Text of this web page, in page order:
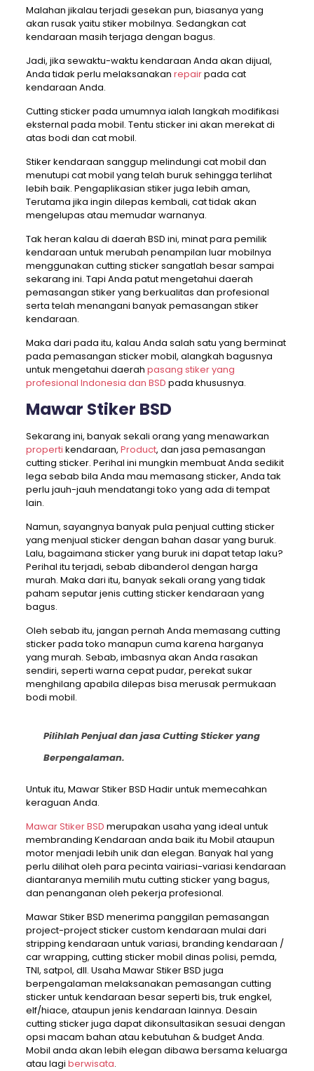
Malahan jikalau terjadi gesekan pun, biasanya yang
akan rusak yaitu stiker mobilnya. Sedangkan cat
kendaraan masih terjaga dengan bagus.
Jadi, jika sewaktu-waktu kendaraan Anda akan dijual,
Anda tidak perlu melaksanakan repairpada cat
kendaraan Anda.
Cutting sticker pada umumnya ialah langkah modifikasi
eksternal pada mobil. Tentu sticker ini akan merekat di
atas bodi dan cat mobil.
Stiker kendaraan sanggup melindungi cat mobil dan
menutupi cat mobil yang telah buruk sehingga terlihat
lebih baik. Pengaplikasian stiker juga lebih aman,
Terutama jika ingin dilepas kembali, cat tidak akan
mengelupas atau memudar warnanya.
Tak heran kalau di daerah BSD ini, minat para pemilik
kendaraan untuk merubah penampilan luar mobilnya
menggunakan cutting sticker sangatlah besar sampai
sekarang ini. Tapi Anda patut mengetahui daerah
pemasangan stiker yang berkualitas dan profesional
serta telah menangani banyak pemasangan stiker
kendaraan.
Maka dari pada itu, kalau Anda salah satu yang berminat
pada pemasangan sticker mobil, alangkah bagusnya
untuk mengetahui daerah pasang stiker yang
profesional Indonesia dan BSD pada khususnya.
Mawar Stiker BSD
Sekarang ini, banyak sekali orang yang menawarkan
properti kendaraan, Product, dan jasa pemasangan
cutting sticker. Perihal ini mungkin membuat Anda sedikit
lega sebab bila Anda mau memasang sticker, Anda tak
perlu jauh-jauh mendatangi toko yang ada di tempat
lain.
Namun, sayangnya banyak pula penjual cutting sticker
yang menjual sticker dengan bahan dasar yang buruk.
Lalu, bagaimana sticker yang buruk ini dapat tetap laku?
Perihal itu terjadi, sebab dibanderol dengan harga
murah. Maka dari itu, banyak sekali orang yang tidak
paham seputar jenis cutting sticker kendaraan yang
bagus.
Oleh sebab itu, jangan pernah Anda memasang cutting
sticker pada toko manapun cuma karena harganya
yang murah. Sebab, imbasnya akan Anda rasakan
sendiri, seperti warna cepat pudar, perekat sukar
menghilang apabila dilepas bisa merusak permukaan
bodi mobil.
Pilihlah Penjual dan jasa Cutting Sticker yang
Berpengalaman.
Untuk itu, Mawar Stiker BSD Hadir untuk memecahkan
keraguan Anda.
Mawar Stiker BSD merupakan usaha yang ideal untuk
membranding Kendaraan anda baik itu Mobil ataupun
motor menjadi lebih unik dan elegan. Banyak hal yang
perlu dilihat oleh para pecinta vairiasi-variasi kendaraan
diantaranya memilih mutu cutting sticker yang bagus,
dan penanganan oleh pekerja profesional.
Mawar Stiker BSD menerima panggilan pemasangan
project-project sticker custom kendaraan mulai dari
stripping kendaraan untuk variasi, branding kendaraan /
car wrapping, cutting sticker mobil dinas polisi, pemda,
TNI, satpol, dll. Usaha Mawar Stiker BSD juga
berpengalaman melaksanakan pemasangan cutting
sticker untuk kendaraan besar seperti bis, truk engkel,
elf/hiace, ataupun jenis kendaraan lainnya. Desain
cutting sticker juga dapat dikonsultasikan sesuai dengan
opsi macam bahan atau kebutuhan & budget Anda.
Mobil anda akan lebih elegan dibawa bersama keluarga
atau lagi berwisata.